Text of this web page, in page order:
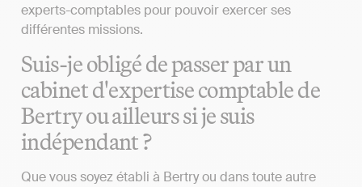
experts-comptables pour pouvoir exercer ses
différentes missions.
Suis-je obligé de passer par un
cabinet d'expertise comptable de
Bertry ou ailleurs si je suis
indépendant ?
Que vous soyez établi à Bertry ou dans toute autre